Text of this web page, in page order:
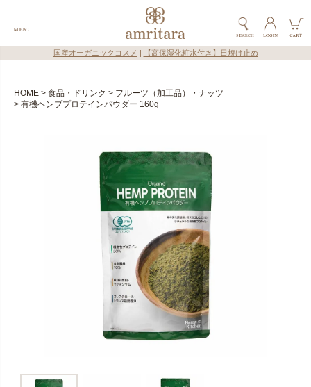
国産オーガニックコスメ 【高保湿化粧水付き】日焼け止め
HOME 食品・ドリンク
フルーツ（加工品）・ナッツ
有機ヘンププロテインパウダー 160g